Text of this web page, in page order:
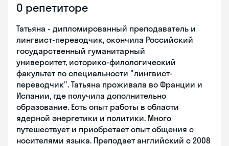
О репетиторе
Татьяна - дипломированный преподаватель и
лингвист-переводчик, окончила Российский
государственный гуманитарный
университет, историко-филологический
факультет по специальности "лингвист-
переводчик". Татьяна проживала во Франции и
Испании, где получила дополнительно
образование. Есть опыт работы в области
ядерной энергетики и политики. Много
путешествует и приобретает опыт общения с
носителями языка. Преподает английский с 2008